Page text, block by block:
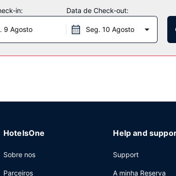
de bilhetes e um salão de banquetes.
no AALTOS, um restaurante onde pode apreciar
do serviço de quarto (a horas específicas).
diariamente entre as 06:00 e as 10:00 mediante
in:
9 Agosto
Data de Check-out:
Seg. 10 Agosto
HotelsOne
Sobre nos
Parceiros
Help and
Support
A minha Reserva